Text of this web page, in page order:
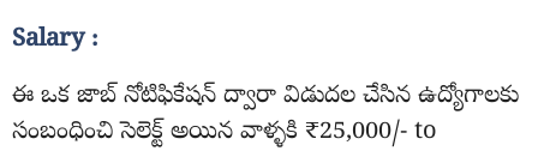
Salary :
ఈ ఒక జాబ్ నోటిఫికేషన్ ద్వారా విడుదల చేసిన ఉద్యోగాలకు
సంబంధించి సెలెక్ట్ అయిన వాళ్ళకి ₹25,000/- to